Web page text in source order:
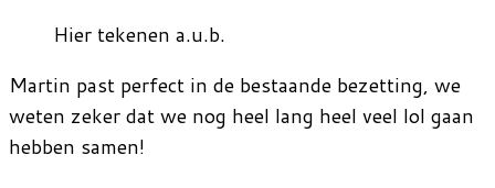
Hier tekenen a.u.b.
Martin past perfect in de bestaande bezetting, we
weten zeker dat we nog heel lang heel veel lol gaan
hebben samen!